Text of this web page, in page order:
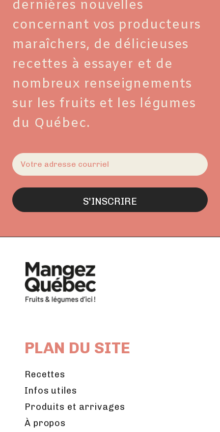
dernières nouvelles
concernant vos producteurs
maraîchers, de délicieuses
recettes à essayer et de
nombreux renseignements
sur les fruits et les légumes
du Québec.
E-
mail(Nécessaire)
PLAN DU SITE
Recettes
Infos utiles
Produits et arrivages
À propos